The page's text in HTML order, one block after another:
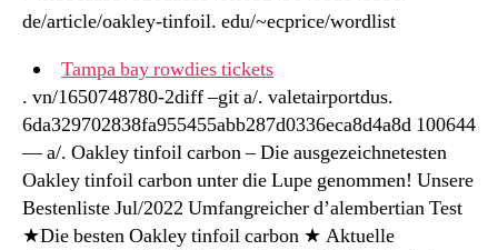
de/article/oakley-tinfoil. edu/~ecprice/wordlist
Tampa bay rowdies tickets
. vn/1650748780-2diff –git a/. valetairportdus.
6da329702838fa955455abb287d0336eca8d4a8d 100644
— a/. Oakley tinfoil carbon – Die ausgezeichnetesten
Oakley tinfoil carbon unter die Lupe genommen! Unsere
Bestenliste Jul/2022 Umfangreicher d’alembertian Test
★Die besten Oakley tinfoil carbon ★ Aktuelle